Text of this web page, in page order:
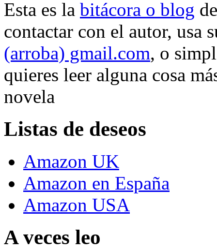
Esta es la bitácora o blog
contactar con el autor, usa
(arroba) gmail.com, o
quieres leer alguna cosa
novela
Listas de deseos
Amazon UK
Amazon en España
Amazon USA
A veces leo